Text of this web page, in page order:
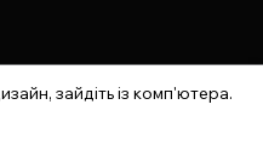
зайдіть із комп'ютера.